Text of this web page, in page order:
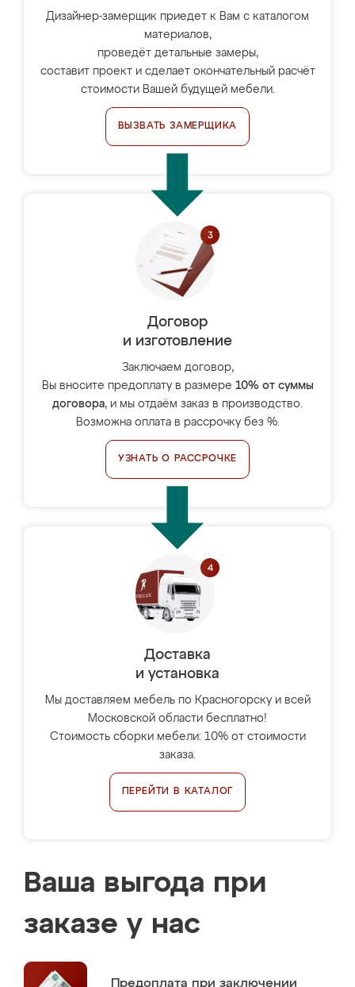
Дизайнер-замерщик приедет к Вам с каталогом
материалов,
проведёт детальные замеры,
составит проект и сделает окончательный расчёт
стоимости Вашей будущей мебели.
ВЫЗВАТЬ ЗАМЕРЩИКА
Договор
и изготовление
Заключаем договор,
Вы вносите предоплату в размере 10% от суммы
договора, и мы отдаём заказ в производство.
Возможна оплата в рассрочку без %.
УЗНАТЬ О РАССРОЧКЕ
Доставка
и установка
Мы доставляем мебель по Красногорску и всей
Московской области бесплатно!
Стоимость сборки мебели: 10% от стоимости
заказа.
ПЕРЕЙТИ В КАТАЛОГ
Ваша выгода при
заказе у нас
Предоплата при заключении